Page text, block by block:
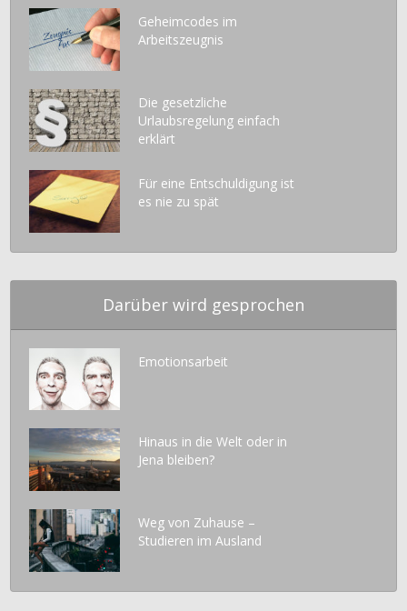
Geheimcodes im
Arbeitszeugnis
Die gesetzliche
Urlaubsregelung einfach
erklärt
Für eine Entschuldigung ist
es nie zu spät
Darüber wird gesprochen
Emotionsarbeit
Hinaus in die Welt oder in
Jena bleiben?
Weg von Zuhause –
Studieren im Ausland